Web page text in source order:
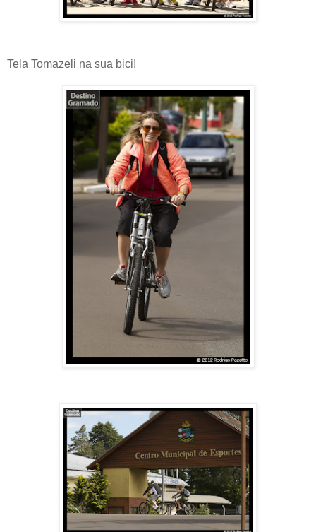
Tela Tomazeli na sua bici!